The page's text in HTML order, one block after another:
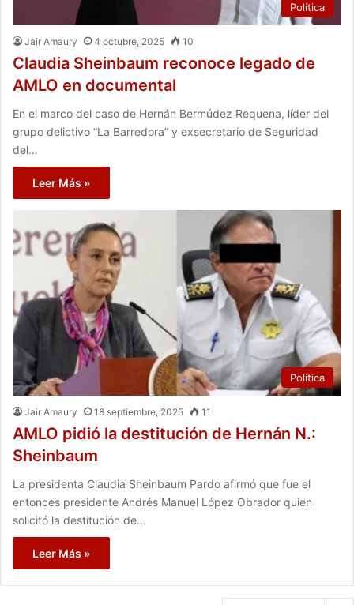
Política
Jair Amaury 4 octubre, 2025 10
Claudia Sheinbaum reconoce legado de
AMLO en documental
En el marco del caso de Hernán Bermúdez Requena, líder del
grupo delictivo “La Barredora” y exsecretario de Seguridad
del…
Leer Más »
Política
Jair Amaury 18 septiembre, 2025 11
AMLO pidió la destitución de Hernán N.:
Sheinbaum
La presidenta Claudia Sheinbaum Pardo afirmó que fue el
entonces presidente Andrés Manuel López Obrador quien
solicitó la destitución de…
Leer Más »